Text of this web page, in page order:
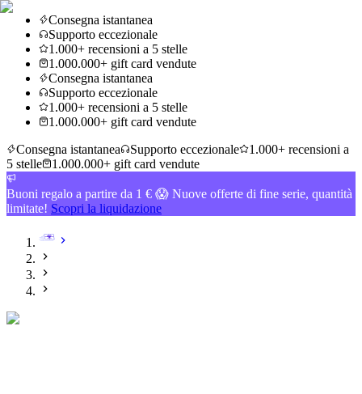
Consegna istantanea
Supporto eccezionale
1.000+ recensioni a 5 stelle
1.000.000+ gift card vendute
Consegna istantanea
Supporto eccezionale
1.000+ recensioni a 5 stelle
1.000.000+ gift card vendute
Consegna istantanea
Supporto eccezionale
1.000+ recensioni a
5 stelle
1.000.000+ gift card vendute
Buoni regalo a partire da 1 € 😱 Nuove offerte di fine serie, quantità
limitate! Scopri la liquidazione